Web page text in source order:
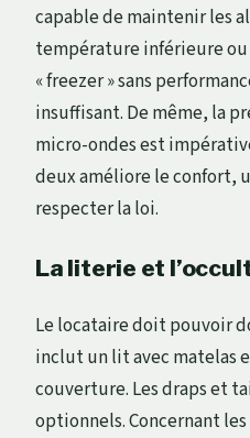
capable de maintenir les
température inférieure ou
« freezer » sans
insuffisant. De même, la
micro-ondes est
deux améliore le confort,
respecter la loi.
La literie et
Le locataire doit pouvoir
inclut un lit avec matelas
couverture. Les draps et
optionnels. Concernant